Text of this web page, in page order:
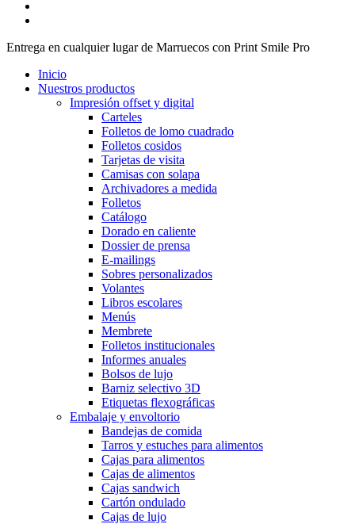
Cerrar
Entrega en cualquier lugar de Marruecos con Print Smile Pro
Inicio
Nuestros productos
Impresión offset y digital
Carteles
Folletos de lomo cuadrado
Folletos cosidos
Tarjetas de visita
Camisas con solapa
Archivadores a medida
Folletos
Catálogo
Dorado en caliente
Dossier de prensa
E-mailings
Sobres personalizados
Volantes
Libros escolares
Menús
Membrete
Folletos institucionales
Informes anuales
Bolsos de lujo
Barniz selectivo 3D
Etiquetas flexográficas
Embalaje y envoltorio
Bandejas de comida
Tarros y estuches para alimentos
Cajas para alimentos
Cajas de alimentos
Cajas sandwich
Cartón ondulado
Cajas de lujo